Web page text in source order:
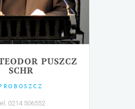
PUSZCZ
SCHR
0214 506552